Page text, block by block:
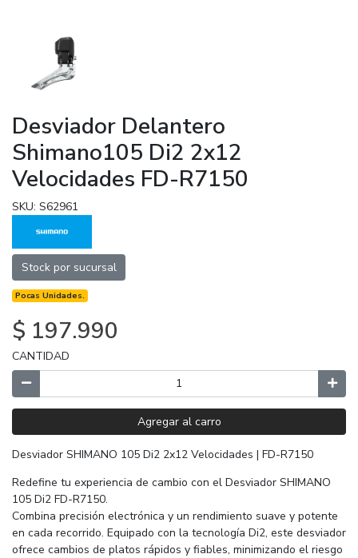
Desviador Delantero
Shimano105 Di2 2x12
Velocidades FD-R7150
SKU: S62961
Stock por sucursal
Pocas Unidades.
$ 197.990
CANTIDAD
Agregar al carro
Desviador SHIMANO 105 Di2 2x12 Velocidades | FD-R7150
Redefine tu experiencia de cambio con el Desviador SHIMANO
105 Di2 FD-R7150.
Combina precisión electrónica y un rendimiento suave y potente
en cada recorrido. Equipado con la tecnología Di2, este desviador
ofrece cambios de platos rápidos y fiables, minimizando el riesgo